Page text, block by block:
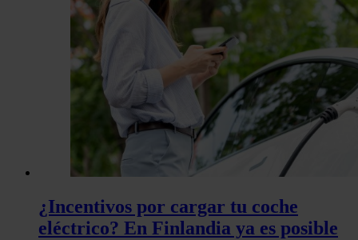
¿Incentivos por cargar tu coche
eléctrico? En Finlandia ya es posible